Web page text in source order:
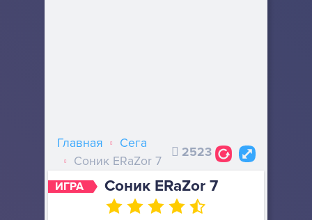
ИГРА Соник ERaZor 7
Главная
Сега
Соник ERaZor 7
2523